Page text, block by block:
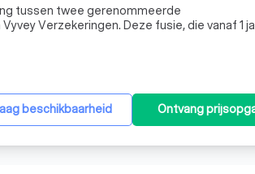
tussen twee gerenommeerde
Verzekeringen. Deze fusie, die vanaf 1
beschikbaarheid Ontvang